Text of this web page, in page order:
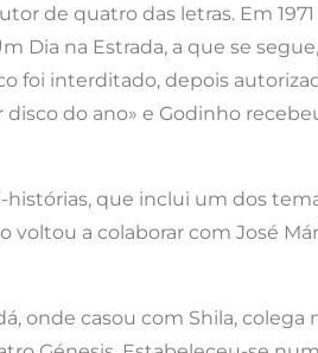
de quatro das letras. Em 1971
Dia na Estrada, a que se
foi interditado, depois
do ano» e Godinho
histórias, que inclui um dos
voltou a colaborar com José
onde casou com Shila,